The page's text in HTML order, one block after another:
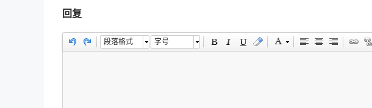
回复
段落格式 字号